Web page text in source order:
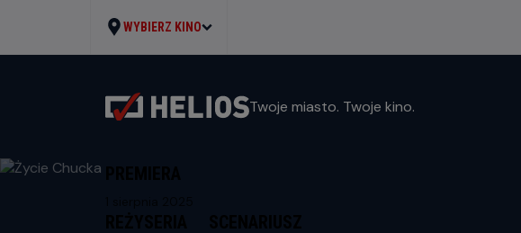
WYBIERZ KINO
Twoje miasto. Twoje kino.